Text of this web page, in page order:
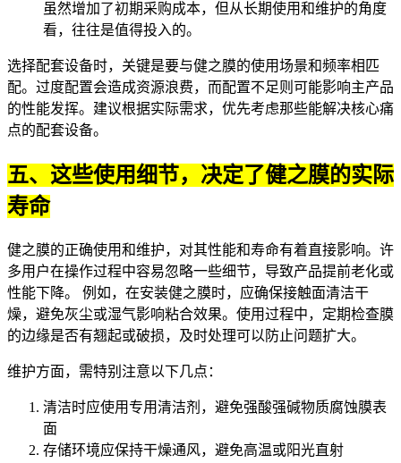
虽然增加了初期采购成本，但从长期使用和维护的角度
看，往往是值得投入的。
选择配套设备时，关键是要与健之膜的使用场景和频率相匹
配。过度配置会造成资源浪费，而配置不足则可能影响主产品
的性能发挥。建议根据实际需求，优先考虑那些能解决核心痛
点的配套设备。
五、这些使用细节，决定了健之膜的实际
寿命
健之膜的正确使用和维护，对其性能和寿命有着直接影响。许
多用户在操作过程中容易忽略一些细节，导致产品提前老化或
性能下降。 例如，在安装健之膜时，应确保接触面清洁干
燥，避免灰尘或湿气影响粘合效果。使用过程中，定期检查膜
的边缘是否有翘起或破损，及时处理可以防止问题扩大。
维护方面，需特别注意以下几点：
清洁时应使用专用清洁剂，避免强酸强碱物质腐蚀膜表
面
存储环境应保持干燥通风，避免高温或阳光直射